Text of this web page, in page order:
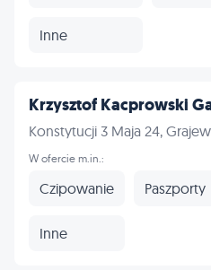
Inne
Krzysztof Kacprowski
Konstytucji 3 Maja 24,
W ofercie m.in.:
Czipowanie Paszporty
Inne